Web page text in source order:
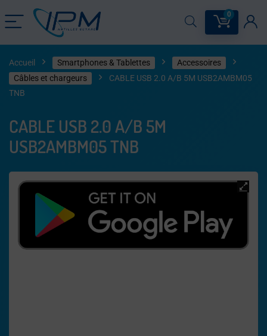
0
Accueil Smartphones & Tablettes
Accessoires
Câbles et chargeurs
CABLE USB 2.0 A/B 5M USB2AMBM05
TNB
CABLE USB 2.0 A/B 5M
USB2AMBM05 TNB